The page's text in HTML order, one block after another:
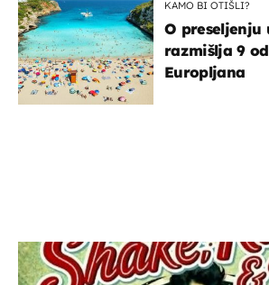
KAMO BI OTIŠLI?
O preseljenju
razmišlja 9
Europljana